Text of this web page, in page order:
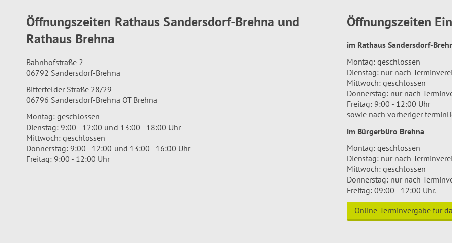
Öffnungszeiten Rathaus Sandersdorf-Brehna und
Rathaus Brehna
Bahnhofstraße 2
06792 Sandersdorf-Brehna
Bitterfelder Straße 28/29
06796 Sandersdorf-Brehna OT Brehna
Montag: geschlossen
Dienstag: 9:00 - 12:00 und 13:00 - 18:00 Uhr
Mittwoch: geschlossen
Donnerstag: 9:00 - 12:00 und 13:00 - 16:00 Uhr
Freitag: 9:00 - 12:00 Uhr
Öffnungszeiten
im Rathaus Sandersdorf-
Montag: geschlossen
Dienstag: nur nach
Mittwoch: geschlossen
Donnerstag: nur nach
Freitag: 9:00 - 12:00 Uhr
sowie nach vorheriger
im Bürgerbüro Brehna
Montag: geschlossen
Dienstag: nur nach
Mittwoch: geschlossen
Donnerstag: nur nach
Freitag: 09:00 - 12:00 Uhr.
Online-Terminvergabe für